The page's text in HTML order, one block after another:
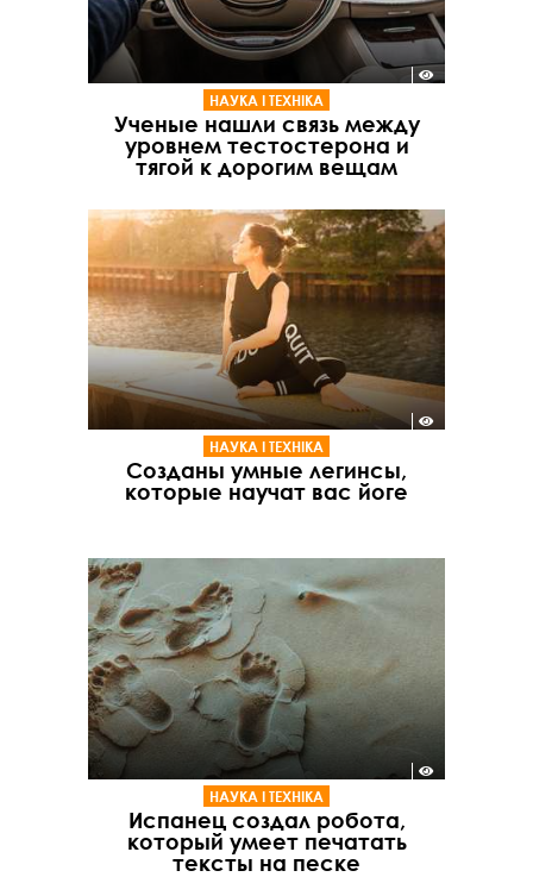
НАУКА І ТЕХНІКА
Ученые нашли связь между
уровнем тестостерона и
тягой к дорогим вещам
НАУКА І ТЕХНІКА
Созданы умные легинсы,
которые научат вас йоге
НАУКА І ТЕХНІКА
Испанец создал робота,
который умеет печатать
тексты на песке